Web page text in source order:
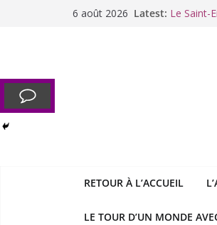
6 août 2026 Latest: Le Saint-
Le
RETOUR À L’ACCUEIL
LE TOUR D’UN MONDE